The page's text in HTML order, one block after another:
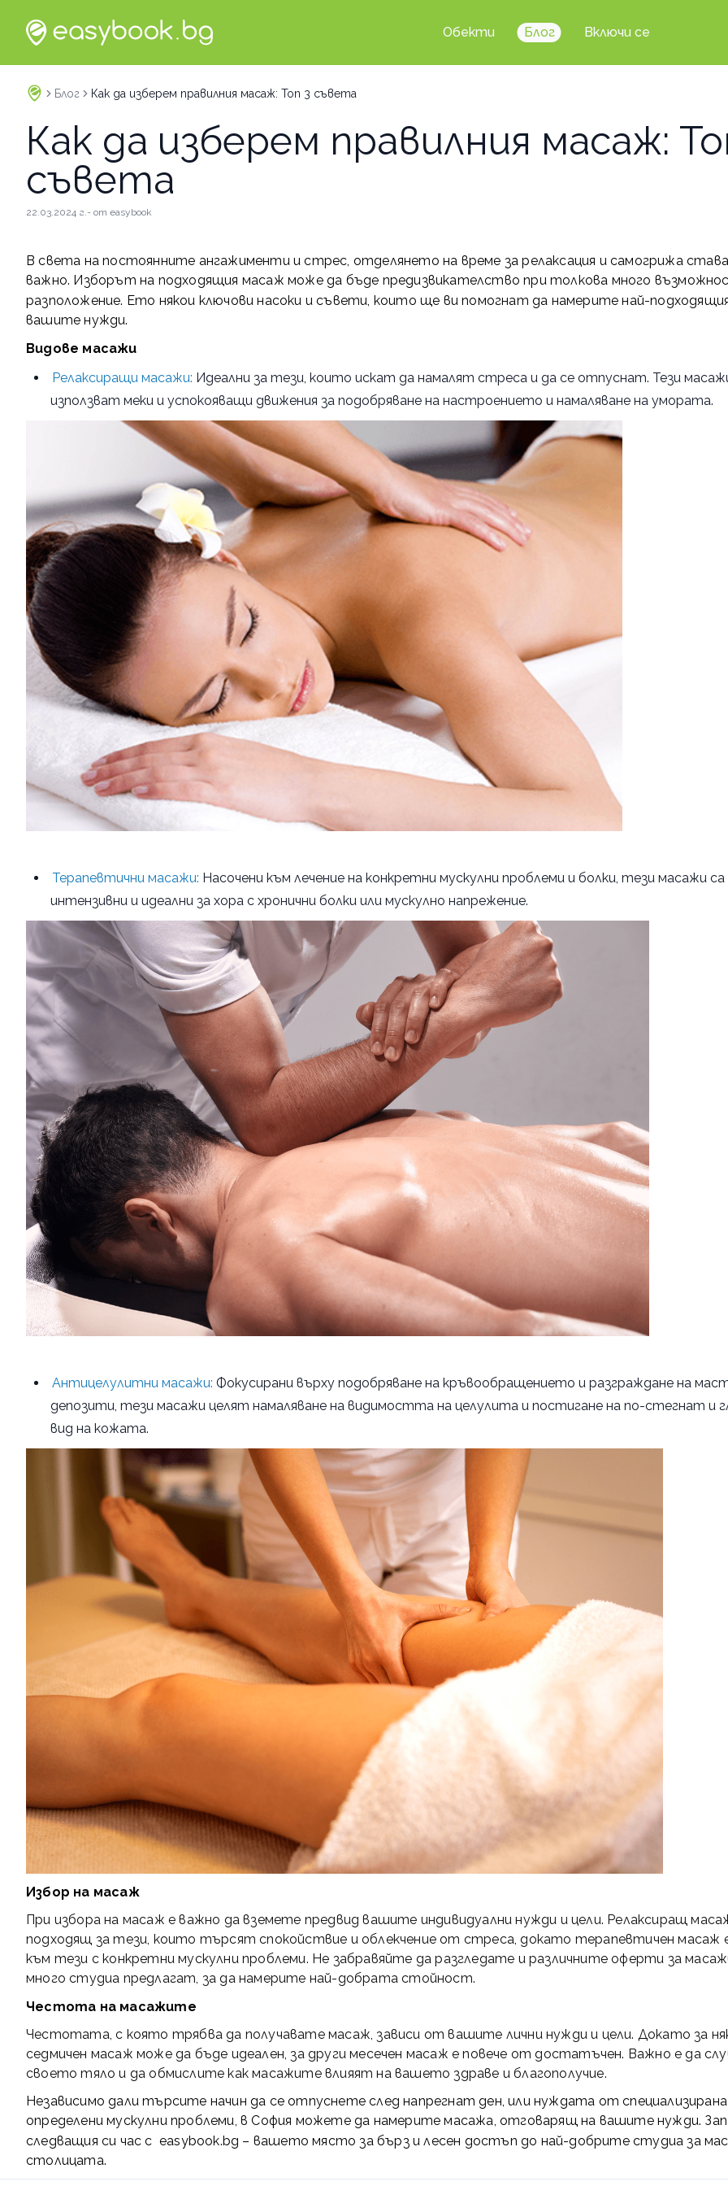
Обекти Блог Включи се
Блог Как да изберем правилния масаж: Топ 3 съвета
Как да изберем правилния масаж:
съвета
22.03.2024 г.- от easybook
В света на постоянните ангажименти и стрес, отделянето на време за релаксация и самогрижа
важно. Изборът на подходящия масаж може да бъде предизвикателство при толкова много
разположение. Ето някои ключови насоки и съвети, които ще ви помогнат да намерите най-
вашите нужди.
Видове масажи
Релаксиращи масажи: Идеални за тези, които искат да намалят стреса и да се отпуснат. Тези
използват меки и успокояващи движения за подобряване на настроението и намаляване на умората.
Терапевтични масажи: Насочени към лечение на конкретни мускулни проблеми и болки, тези масажи
интензивни и идеални за хора с хронични болки или мускулно напрежение.
Антицелулитни масажи: Фокусирани върху подобряване на кръвообращението и разграждане на
депозити, тези масажи целят намаляване на видимостта на целулита и постигане на по-стегнат и
вид на кожата.
Избор на масаж
При избора на масаж е важно да вземете предвид вашите индивидуални нужди и цели. Релаксиращ
подходящ за тези, които търсят спокойствие и облекчение от стреса, докато терапевтичен масаж
към тези с конкретни мускулни проблеми. Не забравяйте да разгледате и различните оферти за
много студиа предлагат, за да намерите най-добрата стойност.
Честота на масажите
Честотата, с която трябва да получавате масаж, зависи от вашите лични нужди и цели. Докато за
седмичен масаж може да бъде идеален, за други месечен масаж е повече от достатъчен. Важно е да
своето тяло и да обмислите как масажите влияят на вашето здраве и благополучие.
Независимо дали търсите начин да се отпуснете след напрегнат ден, или нуждата от
определени мускулни проблеми, в София можете да намерите масажа, отговарящ на вашите нужди.
следващия си час с easybook.bg – вашето място за бърз и лесен достъп до най-добритестудиа за
столицата.